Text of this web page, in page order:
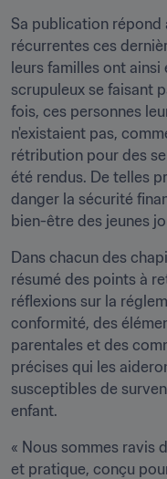
Sa publication répond
récurrentes ces
leurs familles ont
scrupuleux se faisant
fois, ces personnes
n'existaient pas,
rétribution pour des
été rendus. De telles
danger la sécurité
bien-être des jeunes
Dans chacun des
résumé des points à
réflexions sur la
conformité, des
parentales et des
précises qui les
susceptibles de
enfant.
« Nous sommes
et pratique, conçu